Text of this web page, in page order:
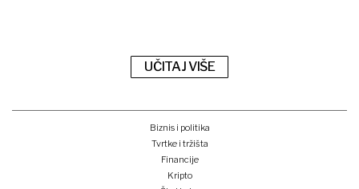
UČITAJ VIŠE
Biznis i politika
Tvrtke i tržišta
Financije
Kripto